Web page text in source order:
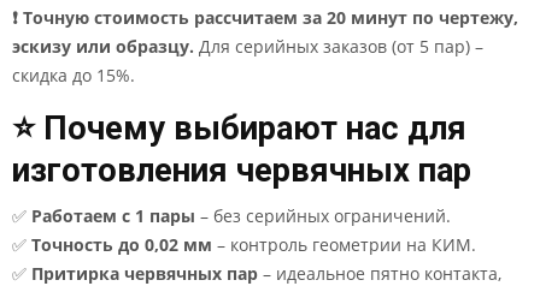
❗ Точную стоимость рассчитаем за 20 минут по чертежу,
эскизу или образцу. Для серийных заказов (от 5 пар) –
скидка до 15%.
⭐ Почему выбирают нас для
изготовления червячных пар
✅ Работаем с 1 пары – без серийных ограничений.
✅ Точность до 0,02 мм – контроль геометрии на КИМ.
✅ Притирка червячных пар – идеальное пятно контакта,